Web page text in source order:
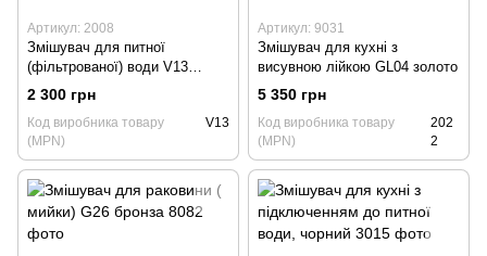
Артикул: 2008
Змішувач для питної
(фільтрованої) води V13
бронза
2 300 грн
Код виробника товару
(MPN)
V13
Артикул: 9031
Змішувач для кухні з
висувною лійкою GL04 золото
5 350 грн
Код виробника товару
(MPN)
202
2